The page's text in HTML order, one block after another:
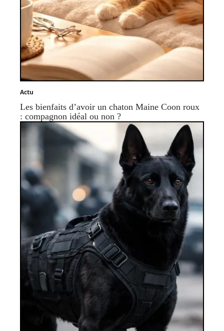
Actu
Les bienfaits d’avoir un chaton Maine Coon roux
: compagnon idéal ou non ?